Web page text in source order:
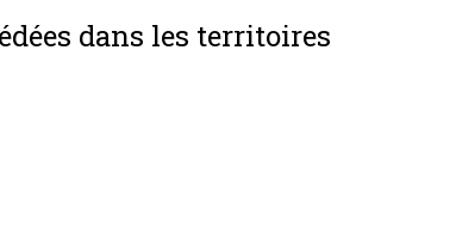
dans les territoires